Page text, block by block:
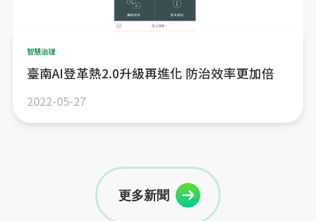
臺南AI登革熱2.0升級再進化 防治效率更加倍
智慧治理
2022-05-27
更多新聞